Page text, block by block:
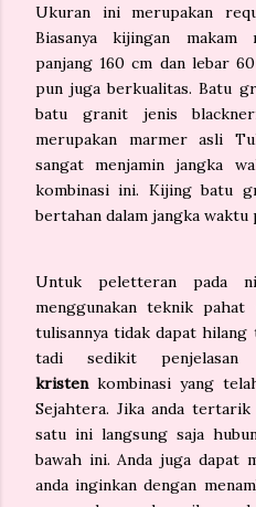
Ukuran ini merupakan
Biasanya kijingan
panjang 160 cm dan lebar
pun juga berkualitas. Batu
batu granit jenis
merupakan marmer asli
sangat menjamin jangka
kombinasi ini. Kijing batu
bertahan dalam jangka waktu
Untuk peletteran pada
menggunakan teknik pahat
tulisannya tidak dapat
tadi sedikit
kristenkombinasi yang
Sejahtera. Jika anda
satu ini langsung saja
bawah ini. Anda juga dapat
anda inginkan dengan